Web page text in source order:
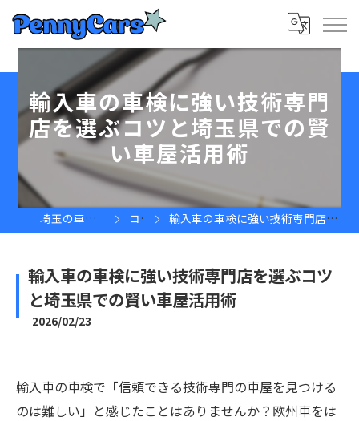
輸入車の車検に強い技術専門
店を選ぶコツと埼玉県での賢
い車屋活用術
埼玉の車屋ならPennyCars コラム 輸入車の車検に強い技術専門店を選ぶコツと埼玉県での賢い車屋活用術
輸入車の車検に強い技術専門店を選ぶコツ
と埼玉県での賢い車屋活用術
2026/02/23
輸入車の車検で「信頼できる技術専門の車屋を見つける
のは難しい」と感じたことはありませんか？欧州車をは